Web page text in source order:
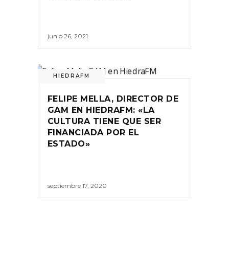
junio 26, 2021
HIEDRAFM
FELIPE MELLA, DIRECTOR DE
GAM EN HIEDRAFM: «LA
CULTURA TIENE QUE SER
FINANCIADA POR EL
ESTADO»
septiembre 17, 2020